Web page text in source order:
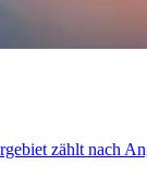
zählt nach